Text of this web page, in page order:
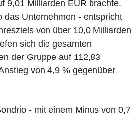
9,01 Milliarden EUR brachte.
das Unternehmen - entspricht
von über 10,0 Milliarden
sich die gesamten
der Gruppe auf 112,83
von 4,9 % gegenüber
- mit einem Minus von 0,7